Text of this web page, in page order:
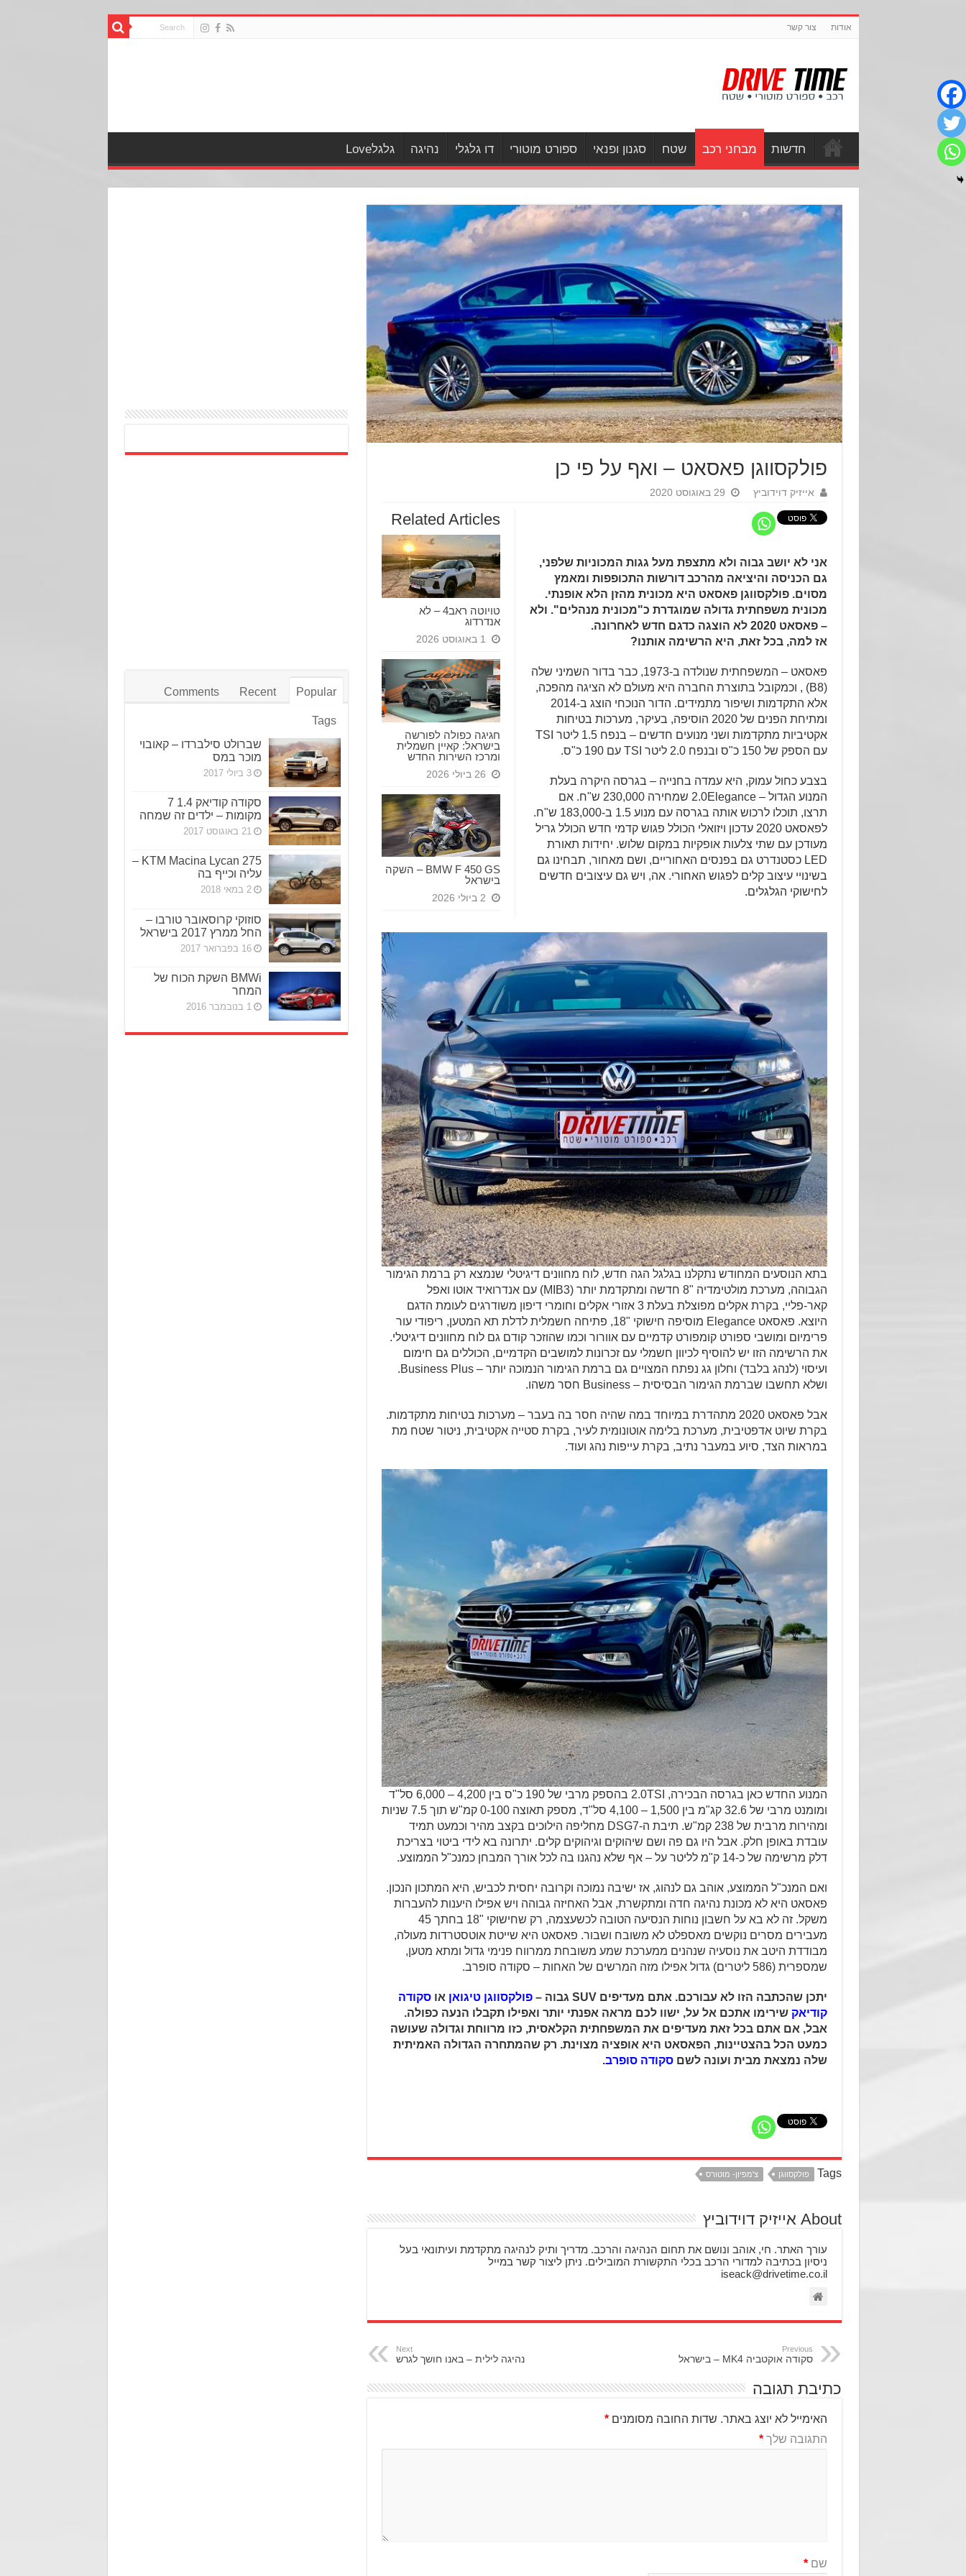
אודות צור קשר
חדשות מבחני רכב שטח סגנון ופנאי ספורט מוטורי דו גלגלי נהיגה גלגלLove
פולקסווגן פאסאט – ואף על פי כן
אייזיק דוידוביץ 29 באוגוסט 2020
Related Articles
טויוטה ראב4 – לא
אנדרדוג
1 באוגוסט 2026
חגיגה כפולה לפורשה
בישראל: קאיין חשמלית
ומרכז השירות החדש
26 ביולי 2026
BMW F 450 GS – השקה
בישראל
2 ביולי 2026
אני לא יושב גבוה ולא מתצפת מעל גגות המכוניות שלפני,
גם הכניסה והיציאה מהרכב דורשות התכופפות ומאמץ
מסוים. פולקסווגן פאסאט היא מכונית מהזן הלא אופנתי.
מכונית משפחתית גדולה שמוגדרת כ"מכונית מנהלים". ולא
– פאסאט 2020 לא הוצגה כדגם חדש לאחרונה.
אז למה, בכל זאת, היא הרשימה אותנו?
פאסאט – המשפחתית שנולדה ב-1973, כבר בדור השמיני שלה
(B8) , וכמקובל בתוצרת החברה היא מעולם לא הציגה מהפכה,
אלא התקדמות ושיפור מתמידים. הדור הנוכחי הוצג ב-2014
ומתיחת הפנים של 2020 הוסיפה, בעיקר, מערכות בטיחות
אקטיביות מתקדמות ושני מנועים חדשים – בנפח 1.5 ליטר TSI
עם הספק של 150 כ"ס ובנפח 2.0 ליטר TSI עם 190 כ"ס.
בצבע כחול עמוק, היא עמדה בחנייה – בגרסה היקרה בעלת
המנוע הגדול – 2.0Elegance שמחירה 230,000 ש"ח. אם
תרצו, תוכלו לרכוש אותה בגרסה עם מנוע 1.5 ב-183,000 ש"ח.
לפאסאט 2020 עדכון ויזואלי הכולל פגוש קדמי חדש הכולל גריל
מעודכן עם שתי צלעות אופקיות במקום שלוש. יחידות תאורת
LED כסטנדרט גם בפנסים האחוריים, ושם מאחור, תבחינו גם
בשינויי עיצוב קלים לפגוש האחורי. אה, ויש גם עיצובים חדשים
לחישוקי הגלגלים.
בתא הנוסעים המחודש נתקלנו בגלגל הגה חדש, לוח מחוונים דיגיטלי שנמצא רק ברמת הגימור
הגבוהה, מערכת מולטימדיה "8 חדשה ומתקדמת יותר (MIB3) עם אנדרואיד אוטו ואפל
קאר-פליי, בקרת אקלים מפוצלת בעלת 3 אזורי אקלים וחומרי דיפון משודרגים לעומת הדגם
היוצא. פאסאט Elegance מוסיפה חישוקי "18, פתיחה חשמלית לדלת תא המטען, ריפודי עור
פרימיום ומושבי ספורט קומפורט קדמיים עם אוורור וכמו שהוזכר קודם גם לוח מחוונים דיגיטלי.
את הרשימה הזו יש להוסיף לכיוון חשמלי עם זכרונות למושבים הקדמיים, הכוללים גם חימום
ועיסוי (לנהג בלבד) וחלון גג נפתח המצויים גם ברמת הגימור הנמוכה יותר – Business Plus.
ושלא תחשבו שברמת הגימור הבסיסית – Business חסר משהו.
אבל פאסאט 2020 מתהדרת במיוחד במה שהיה חסר בה בעבר – מערכות בטיחות מתקדמות.
בקרת שיוט אדפטיבית, מערכת בלימה אוטונומית לעיר, בקרת סטייה אקטיבית, ניטור שטח מת
במראות הצד, סיוע במעבר נתיב, בקרת עייפות נהג ועוד.
המנוע החדש כאן בגרסה הבכירה, 2.0TSI בהספק מרבי של 190 כ"ס בין 4,200 – 6,000 סל"ד
ומומנט מרבי של 32.6 קג"מ בין 1,500 – 4,100 סל"ד, מספק תאוצה 0-100 קמ"ש תוך 7.5 שניות
ומהירות מרבית של 238 קמ"ש. תיבת ה-DSG7 מחליפה הילוכים בקצב מהיר וכמעט תמיד
עובדת באופן חלק. אבל היו גם פה ושם שיהוקים וגיהוקים קלים. יתרונה בא לידי ביטוי בצריכת
דלק מרשימה של כ-14 ק"מ לליטר על – אף שלא נהגנו בה לכל אורך המבחן כמנכ"ל הממוצע.
ואם המנכ"ל הממוצע, אוהב גם לנהוג, אז ישיבה נמוכה וקרובה יחסית לכביש, היא המתכון הנכון.
פאסאט היא לא מכונת נהיגה חדה ומתקשרת, אבל האחיזה גבוהה ויש אפילו היענות להעברות
משקל. זה לא בא על חשבון נוחות הנסיעה הטובה לכשעצמה, רק שחישוקי "18 בחתך 45
מעבירים מסרים נוקשים מאספלט לא משובח ושבור. פאסאט היא שייטת אוטסטרדות מעולה,
מבודדת היטב את נוסעיה שנהנים ממערכת שמע משובחת ממרווח פנימי גדול ומתא מטען,
שמספרית (586 ליטרים) גדול אפילו מזה המרשים של האחות – סקודה סופרב.
יתכן שהכתבה הזו לא עבורכם. אתם מעדיפים SUV גבוה – פולקסווגן טיגואן אוסקודה
קודיאק שירימו אתכם אל על, ישוו לכם מראה אפנתי יותר ואפילו תקבלו הנעה כפולה.
אבל, אם אתם בכל זאת מעדיפים את המשפחתית הקלאסית, כזו מרווחת וגדולה שעושה
כמעט הכל בהצטיינות, הפאסאט היא אופציה מצוינת. רק שהמתחרה הגדולה האמיתית
שלה נמצאת מבית ועונה לשםסקודה סופרב.
Tags פולקסווגן צ'מפיון- מוטורס
About אייזיק דוידוביץ
עורך האתר. חי, אוהב ונושם את תחום הנהיגה והרכב. מדריך ותיק לנהיגה מתקדמת ועיתונאי בעל
ניסיון בכתיבה למדורי הרכב בכלי התקשורת המובילים. ניתן ליצור קשר במייל
iseack@drivetime.co.il
Previous
סקודה אוקטביה MK4 – בישראל
Next
נהיגה לילית – באנו חושך לגרש
כתיבת תגובה
האימייל לא יוצג באתר. שדות החובה מסומנים*
התגובה שלך*
שם*
Popular
Recent
Comments
Tags
שברולט סילברדו – קאובוי
מוכר במס
3 ביולי 2017
סקודה קודיאק 1.4 7
מקומות – ילדים זה שמחה
21 באוגוסט 2017
KTM Macina Lycan 275 –
עליה וכייף בה
2 במאי 2018
סוזוקי קרוסאובר טורבו –
החל ממרץ 2017 בישראל
16 בפברואר 2017
BMWi השקת הכוח של
המחר
1 בנובמבר 2016